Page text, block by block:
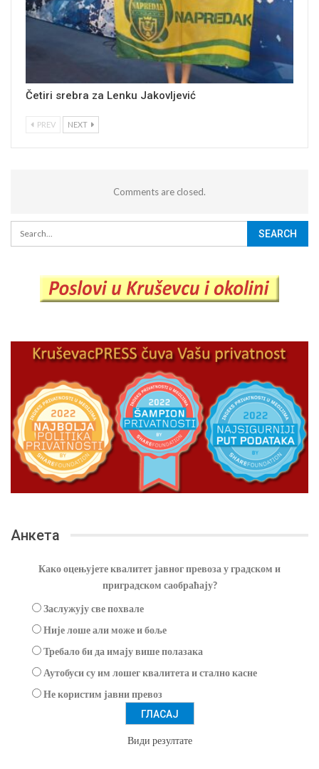
Četiri srebra za Lenku Jakovljević
PREV NEXT
Comments are closed.
Анкета
Како оцењујете квалитет јавног превоза у градском и
приградском саобраћају?
Заслужују све похвале
Није лоше али може и боље
Требало би да имају више полазака
Аутобуси су им лошег квалитета и стално касне
Не користим јавни превоз
Види резултате